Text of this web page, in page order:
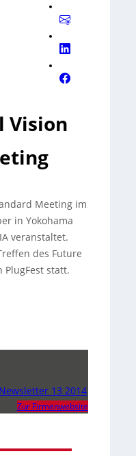
Vision
Meeting im
in Yokohama
veranstaltet.
des Future
PlugFest statt.
13 2014
Zur Firmenwebsite